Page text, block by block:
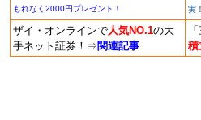
もれなく2000円プレゼント！
実！
ザイ・オンラインで人気NO.1の大
手ネット証券！ ⇒ 関連記事
積